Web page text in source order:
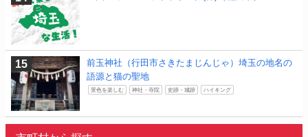
前玉神社（行田市さきたまじんじゃ）埼玉の地名の
語源と猫の聖地
景色を楽しむ 神社・寺院 史跡・城跡 ハイキング